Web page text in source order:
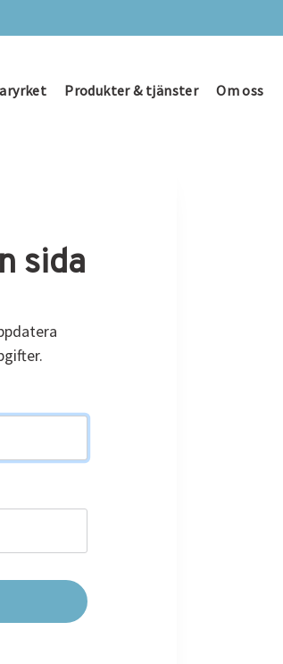
Produkter & tjänster Om oss
sida